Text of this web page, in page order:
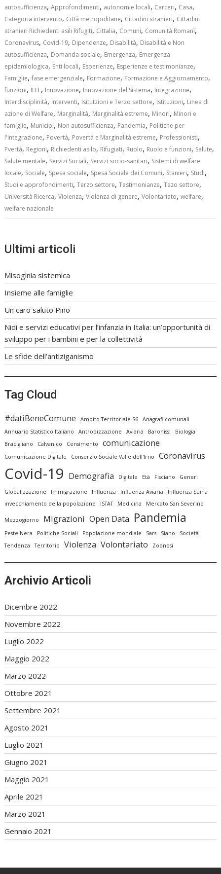
autosufficienza,Approfondimenti, autonomie locali, Carceri, Casa,
Categoria intervento, Città metropolitane, Cittadini stranieri, Cittadini
stranieri Richiedenti asili Rifugiti, Cittalia, Comuni, Comunità Romanì,
Coronavirus, Covid-19, Dipendenze, Disabilità, Disabilità e Non
autosufficienza, Domanda sociale, Emergenza, Emergenza
epidemiologica, Enti locali, Esperienze, Esperienze e testimonianze,
Famiglie,fase emergenziale, Formazione, Formazione e Aggiornamento,
funzioni, IFEL, Innovazione, Innovazione del Sistema, Integrazione,
Interdisciplinità, Interventi, Isitutzioni e Terzo settore, Istituzioni, Linea di
azione di Welfare, Marginalità, Marginalità estreme, Minori, Minori e
famiglie, Municipi, Non autosufficienza, Pandemia, Politiche per
l'integrazione, Povertà, Povertà e Marginalità estreme, Professionisti,
Pvertà, Regioni, Richiedenti asilo, Rifugiati, Ruolo, Ruolo e funzioni, Salute,
Salute mentale, Servizi Sociali, Servizi socio-sanitari, Sistemi di welfare
locale, Sociale, Spesa sociale, Spesa Sociale dei Comuni, Stanieri, Studi,
Studi e approfondimenti,Terzo settore,Testimonianze,Tezo settore,
Università Ricerca,Violenza,Violenza di genere,Volontariato,welfare,
welfare nazionale
Ultimi articoli
Misoginia sistemica
Insieme alle famiglie
Un caro saluto Pino
Nidi e servizi educativi per l’infanzia in Italia: un’opportunità di
sviluppo per i bambini e per la collettività
Le sfide dell’antiziganismo
Tag Cloud
#datiBeneComune Ambito Territoriale S6
Anagrafi comunali
Annuario Statistico Italiano
Antropizzazione Aviaria Baronissi
Biologia
Bracigliano
Calvanico Censimento comunicazione
Comunicazione Digitale Consorzio Sociale Valle dell'Irno Coronavirus
Covid-19 Demografia Digitale Età Fisciano Generi
Globalizzazione Immigrazione Influenza Influenza Aviaria
Influenza Suina
invecchiamento della popolazione
ISTAT Medicina Mercato San Severino
Mezzogiorno Migrazioni Open Data Pandemia
Peste Nera Politiche Sociali Popolazione mondiale Sars Siano
Società
Tendenza
Territorio Violenza Volontariato Zoonosi
Archivio Articoli
Dicembre 2022
Novembre 2022
Luglio 2022
Maggio 2022
Marzo 2022
Ottobre 2021
Settembre 2021
Agosto 2021
Luglio 2021
Giugno 2021
Maggio 2021
Aprile 2021
Marzo 2021
Gennaio 2021